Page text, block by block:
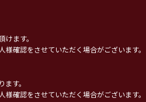
ます。
確認をさせていただく場合がございます。
す。
確認をさせていただく場合がございます。